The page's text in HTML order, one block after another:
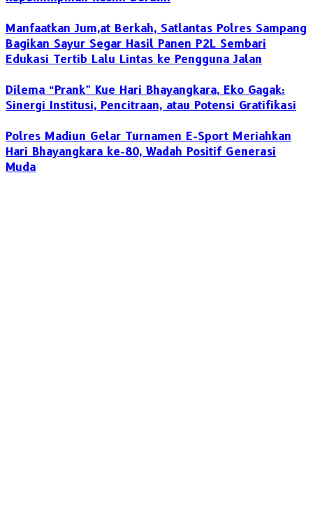
Manfaatkan Jum,at Berkah, Satlantas Polres Sampang
Bagikan Sayur Segar Hasil Panen P2L Sembari
Edukasi Tertib Lalu Lintas ke Pengguna Jalan
Dilema “Prank” Kue Hari Bhayangkara, Eko Gagak:
Sinergi Institusi, Pencitraan, atau Potensi Gratifikasi
Polres Madiun Gelar Turnamen E-Sport Meriahkan
Hari Bhayangkara ke-80, Wadah Positif Generasi
Muda